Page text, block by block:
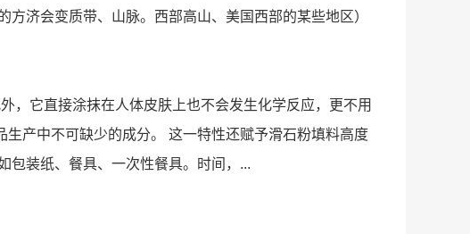
济会变质带、山脉。西部高山、美国西部的某些地区）
，它直接涂抹在人体皮肤上也不会发生化学反应，更不用
产中不可缺少的成分。 这一特性还赋予滑石粉填料高度
包装纸、餐具、一次性餐具。时间，...